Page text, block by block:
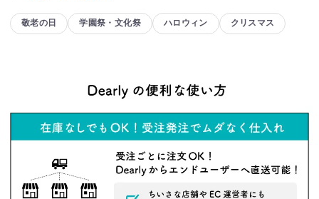
敬老の日 学園祭・文化祭 ハロウィン クリスマス